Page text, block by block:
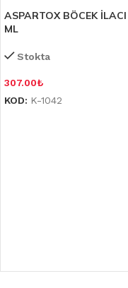
ASPARTOX BÖCEK
ML
Stokta
307.00₺
KOD: K-1042